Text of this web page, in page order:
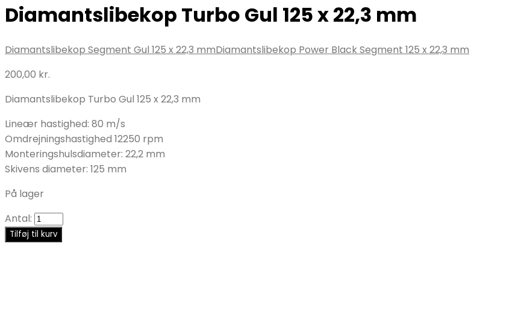
Diamantslibekop Turbo Gul 125 x 22,3 mm
Diamantslibekop Segment Gul 125 x 22,3 mmDiamantslibekop Power Black Segment 125 x 22,3 mm
200,00 kr.
Diamantslibekop Turbo Gul 125 x 22,3 mm
Lineær hastighed: 80 m/s
Omdrejningshastighed 12250 rpm
Monteringshulsdiameter: 22,2 mm
Skivens diameter: 125 mm
På lager
Antal:
Tilføj til kurv